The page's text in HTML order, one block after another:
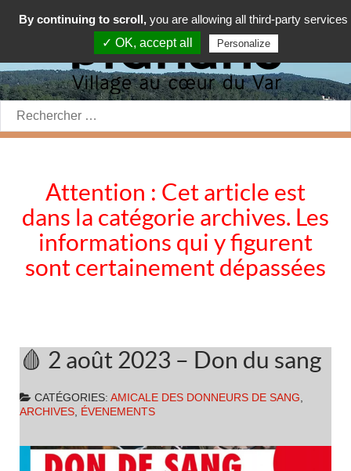
Rechercher:
Attention : Cet article est
dans la catégorie archives. Les
informations qui y figurent
sont certainement dépassées
🩸 2 août 2023 – Don du sang
CATÉGORIES: AMICALE DES DONNEURS DE SANG,
ARCHIVES, ÉVENEMENTS
By continuing to scroll, you are allowing all third-party services
✓ OK, accept all
Personalize